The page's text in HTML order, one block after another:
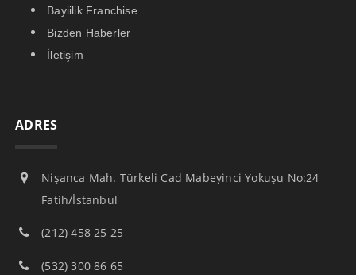
Bayiilik Franchise
Bizden Haberler
İletişim
ADRES
Nişanca Mah. Türkeli Cad Mabeyinci Yokuşu No:24
Fatih/İstanbul
(212) 458 25 25
(532) 300 86 65